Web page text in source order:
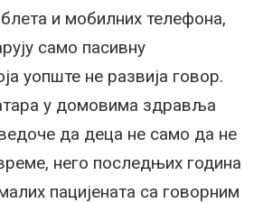
и мобилних телефона,
само пасивну
уопште не развија говор.
у домовима здравља
да деца не само да не
него последњих година
пацијената са говорним